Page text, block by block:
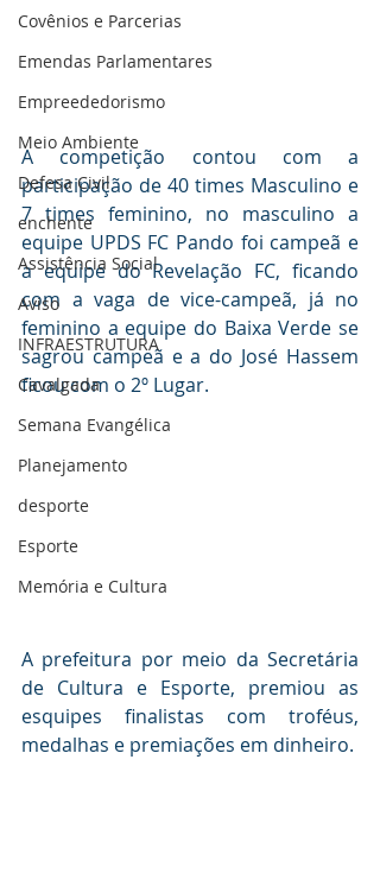
Covênios e Parcerias
Emendas Parlamentares
Empreededorismo
Meio Ambiente
Defesa Civil
enchente
Assistência Social
Aviso
INFRAESTRUTURA
Cavalgada
Semana Evangélica
Planejamento
desporte
Esporte
Memória e Cultura
A competição contou com a
participação de 40 times Masculino e
7 times feminino, no masculino a
equipe UPDS FC Pando foi campeã e
a equipe do Revelação FC, ficando
com a vaga de vice-campeã, já no
feminino a equipe do Baixa Verde se
sagrou campeã e a do José Hassem
ficou com o 2º Lugar.
A prefeitura por meio da Secretária
de Cultura e Esporte, premiou as
esquipes finalistas com troféus,
medalhas e premiações em dinheiro.